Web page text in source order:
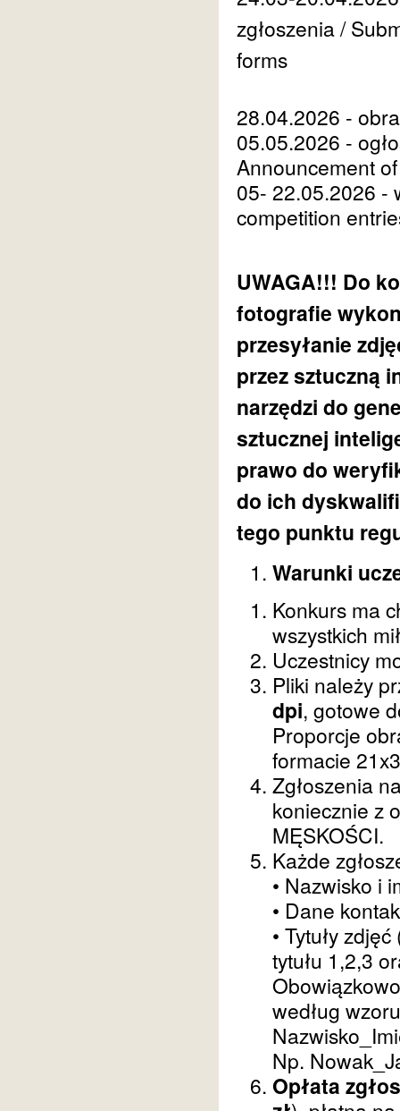
zgłoszenia /
forms
28.04.2026 -
05.05.2026 -
Announcement
05- 22.05.2026 -
competition
UWAGA!!! Do
fotografie
przesyłanie
przez sztuczną
narzędzi do
sztucznej
prawo do
do ich
tego punktu
Warunki
Konkurs ma
wszystkich
Uczestnicy
Pliki należy
dpi, gotowe
Proporcje
formacie
Zgłoszenia
koniecznie z
MĘSKOŚCI.
Każde
• Nazwisko i
• Dane
• Tytuły
tytułu 1,2,3
według
Np.
Opłata